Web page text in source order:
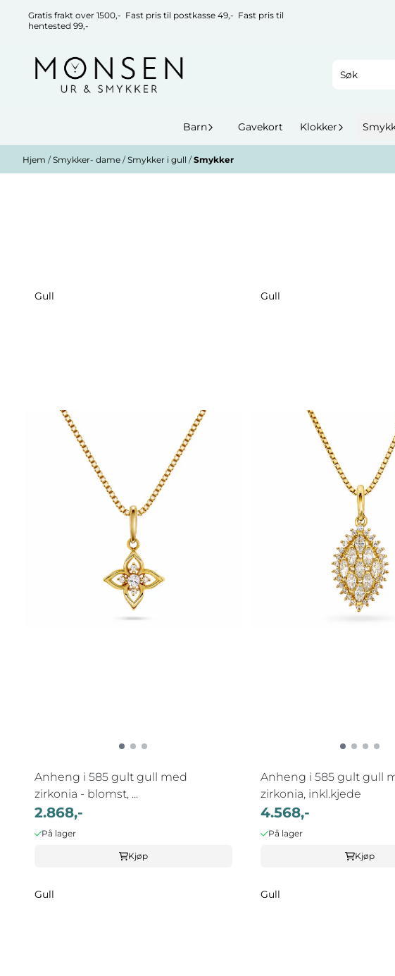
Hopp til innhold
Gratis frakt over 1500,- Fast pris til postkasse 49,- Fast pris til
hentested 99,-
Barn Gavekort Klokker
Hjem /Smykker- dame /Smykker i gull /Smykker
Gull
Anheng i 585 gult gull med
zirkonia - blomst, ...
2.868,-
På lager
Kjøp
Gull
Anheng i 585 gult gull
zirkonia, inkl.kjede
4.568,-
På lager
Kjøp
Gull Gull